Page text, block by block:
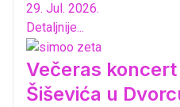
29. Jul. 2026.
Detaljnije...
Večeras
Šiševića u